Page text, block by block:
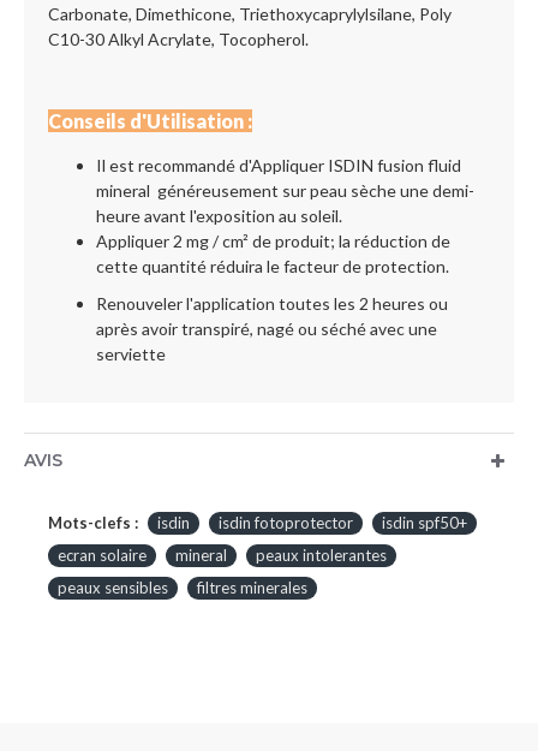
Carbonate, Dimethicone, Triethoxycaprylylsilane, Poly
C10-30 Alkyl Acrylate, Tocopherol.
Conseils d'Utilisation :
Il est recommandé d'Appliquer ISDIN fusion fluid
mineral généreusement sur peau sèche une demi-
heure avant l'exposition au soleil.
Appliquer 2 mg / cm² de produit; la réduction de
cette quantité réduira le facteur de protection.
Renouveler l'application toutes les 2 heures ou
après avoir transpiré, nagé ou séché avec une
serviette
AVIS
Mots-clefs : isdin isdin fotoprotector
isdin spf50+
ecran solaire
mineral
peaux intolerantes
peaux sensibles
filtres minerales